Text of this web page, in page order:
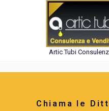
Artic Tubi
Chiama le